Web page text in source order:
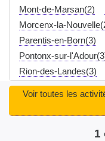
Mont-de-Marsan(2)
Morcenx-la-
Parentis-en-Born(3)
Pontonx-sur-
Rion-des-Landes(3)
Saint-Paul-lès-Dax(2)
Sanguinet(3)
Villeneuve-de-
1
Voir toutes les